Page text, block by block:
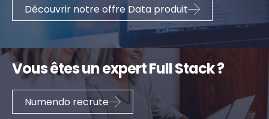
Découvrir notre offre Data produit
Vous êtes un expert Full Stack ?
Numendo recrute